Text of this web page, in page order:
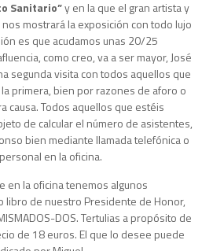
Sanitario”y en la que el gran artista y
mostrará la exposición con todo lujo
es que acudamos unas 20/25
como creo, va a ser mayor, José
segunda visita con todos aquellos que
primera, bien por razones de aforo o
causa. Todos aquellos que estéis
de calcular el número de asistentes,
bien mediante llamada telefónica o
en la oficina.
en la oficina tenemos algunos
libro de nuestro Presidente de Honor,
DOS. Tertulias a propósito de
de 18 euros. El que lo desee puede